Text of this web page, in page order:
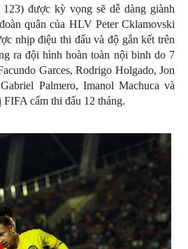
được kỳ vọng sẽ dễ dàng giành
quân của HLV Peter Cklamovski
nhịp điệu thi đấu và độ gắn kết trên
ra đội hình hoàn toàn nội binh do 7
Garces, Rodrigo Holgado, Jon
Palmero, Imanol Machuca và
cấm thi đấu 12 tháng.